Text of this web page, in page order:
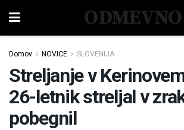
ODMEVNO
Domov NOVICE SLOVENIJA
Streljanje v
26-letnik streljal v
pobegnil